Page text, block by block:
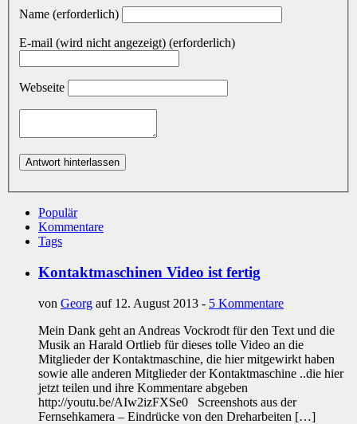
Name (erforderlich)
E-mail (wird nicht angezeigt) (erforderlich)
Webseite
Populär
Kommentare
Tags
Kontaktmaschinen Video ist fertig
von Georg auf 12. August 2013 - 5 Kommentare
Mein Dank geht an Andreas Vockrodt für den Text und die
Musik an Harald Ortlieb für dieses tolle Video an die
Mitglieder der Kontaktmaschine, die hier mitgewirkt haben
sowie alle anderen Mitglieder der Kontaktmaschine ..die hier
jetzt teilen und ihre Kommentare abgeben
http://youtu.be/AIw2izFXSe0 Screenshots aus der
Fernsehkamera – Eindrücke von den Dreharbeiten […]